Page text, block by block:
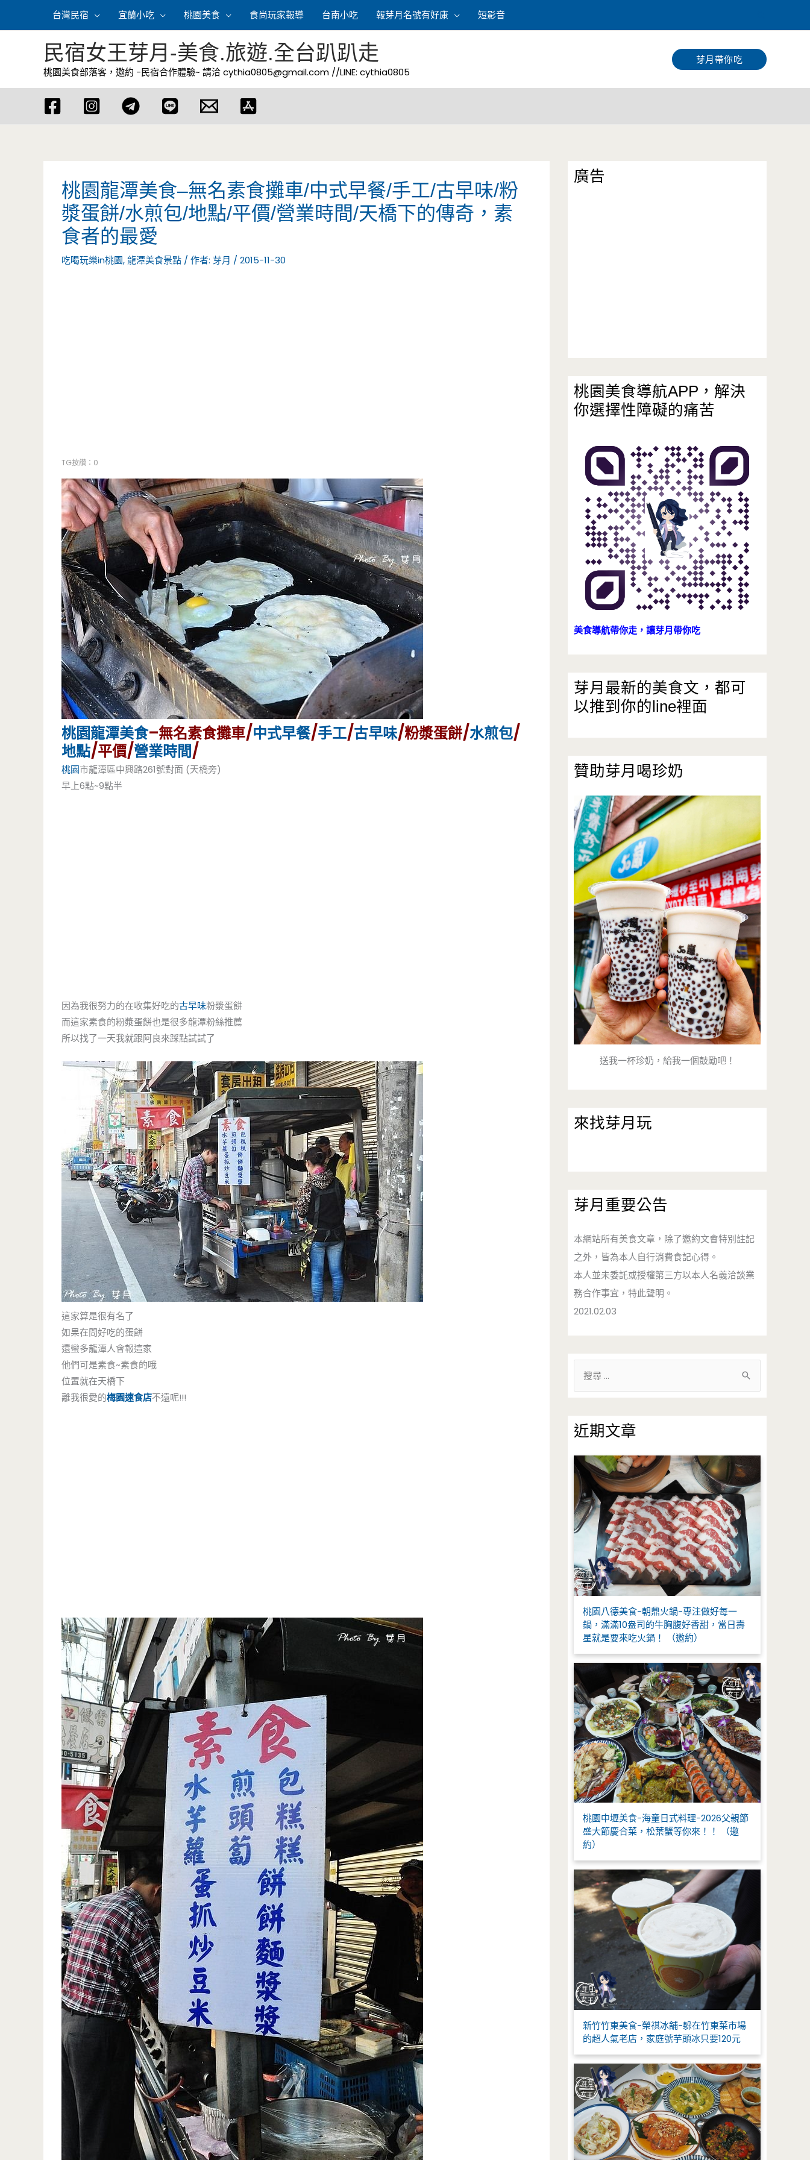
容
台灣民宿 宜蘭小吃 桃園美食 食尚玩家報導 台南小吃 報芽月名號有好康 短影音
尋
民宿女王芽月-美食.旅遊.全台趴趴走
桃園美食部落客，邀約 -民宿合作體驗~ 請洽cythia0805@gmail.com //LINE: cythia0805
芽月帶你吃
桃園龍潭美食–無名素食攤車/中式早餐/手工/古早味/粉
漿蛋餅/水煎包/地點/平價/營業時間/天橋下的傳奇，素
食者的最愛
吃喝玩樂in桃園,龍潭美食景點 / 作者: 芽月 / 2015-11-30
TG按讚：0
桃園龍潭美食–無名素食攤車/中式早餐/手工/古早味/粉漿蛋餅/水煎包/
地點/平價/營業時間/
桃園市龍潭區中興路261號對面 (天橋旁)
早上6點~9點半
因為我很努力的在收集好吃的古早味粉漿蛋餅
而這家素食的粉漿蛋餅也是很多龍潭粉絲推薦
所以找了一天我就跟阿良來踩點試試了
這家算是很有名了
如果在問好吃的蛋餅
還蠻多龍潭人會報這家
他們可是素食~素食的哦
位置就在天橋下
離我很愛的梅園速食店不遠呢!!!
廣告
桃園美食導航APP，解決
你選擇性障礙的痛苦
美食導航帶你走，讓芽月帶你吃
芽月最新的美食文，都可
以推到你的line裡面
贊助芽月喝珍奶
送我一杯珍奶，給我一個鼓勵吧！
來找芽月玩
芽月重要公告
本網站所有美食文章，除了邀約文會特別註記
之外，皆為本人自行消費食記心得。
本人並未委託或授權第三方以本人名義洽談業
務合作事宜，特此聲明。
2021.02.03
鍵
字
:
近期文章
桃園八德美食-朝鼎火鍋-專注做好每一
鍋，滿滿10盎司的牛胸腹好香甜，當日壽
星就是要來吃火鍋！ （邀約）
桃園中壢美食-海童日式料理-2026父親節
盛大節慶合菜，松葉蟹等你來！！ （邀
約）
新竹竹東美食-榮祺冰舖-躲在竹東菜市場
的超人氣老店，家庭號芋頭冰只要120元